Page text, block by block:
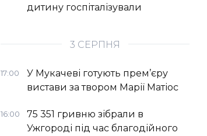
дитину госпіталізували
3 СЕРПНЯ
17:00
У Мукачеві готують прем’єру
вистави за твором Марії Матіос
16:00
75 351 гривню зібрали в
Ужгороді під час благодійного